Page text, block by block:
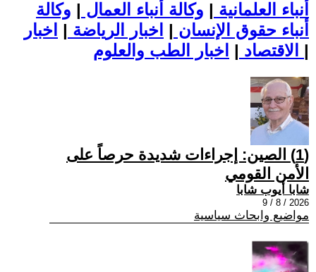
أنباء العلمانية | وكالة أنباء العمال | وكالة
أنباء حقوق الإنسان | اخبار الرياضة | اخبار
الاقتصاد | |
(1) الصين: إجراءات شديدة حرصاً على
الأمن القومي
شابا أيوب شابا
2026 / 8 / 9
مواضيع وابحاث سياسية